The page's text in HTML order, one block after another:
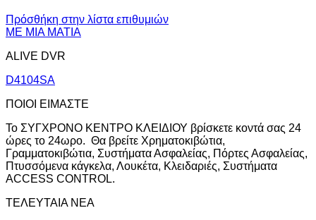
Πρόσθήκη στην λίστα επιθυμιών
ΜΕ ΜΙΑ ΜΑΤΙΑ
ALIVE DVR
D4104SA
ΠΟΙΟΙ ΕΙΜΑΣΤΕ
Το ΣΥΓΧΡΟΝΟ ΚΕΝΤΡΟ ΚΛΕΙΔΙΟΥ βρίσκετε κοντά σας 24
ώρες το 24ωρο. Θα βρείτε Χρηματοκιβώτια,
Γραμματοκιβώτια, Συστήματα Ασφαλείας, Πόρτες Ασφαλείας,
Πτυσσόμενα κάγκελα, Λουκέτα, Κλειδαριές, Συστήματα
ACCESS CONTROL.
ΤΕΛΕΥΤΑΙΑ ΝΕΑ